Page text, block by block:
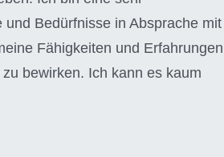
Bedürfnisse in Absprache mit
Fähigkeiten und Erfahrungen
bewirken. Ich kann es kaum